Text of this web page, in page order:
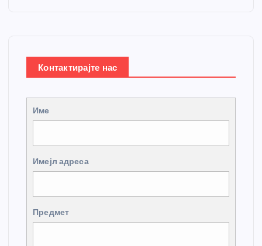
Контактирајте нас
Име
Имејл адреса
Предмет